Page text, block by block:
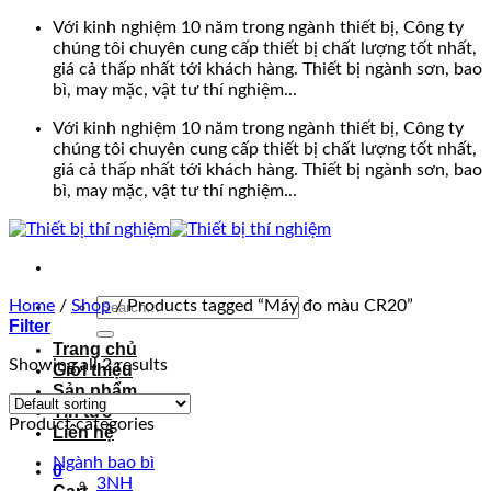
Với kinh nghiệm 10 năm trong ngành thiết bị, Công ty
chúng tôi chuyên cung cấp thiết bị chất lượng tốt nhất,
giá cả thấp nhất tới khách hàng. Thiết bị ngành sơn, bao
bì, may mặc, vật tư thí nghiệm...
Với kinh nghiệm 10 năm trong ngành thiết bị, Công ty
chúng tôi chuyên cung cấp thiết bị chất lượng tốt nhất,
giá cả thấp nhất tới khách hàng. Thiết bị ngành sơn, bao
bì, may mặc, vật tư thí nghiệm...
Search
Trang chủ
Giới thiệu
Sản phẩm
Tin tức
Liên hệ
0
Home / Shop /Products tagged “Máy đo màu CR20”
Filter
Showing all 2 results
Product categories
Ngành bao bì
3NH